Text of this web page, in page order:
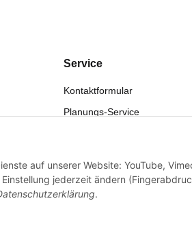
Service
Kontaktformular
Planungs-Service
Retouren-Service
auf unserer Website: YouTube,
jederzeit ändern
.